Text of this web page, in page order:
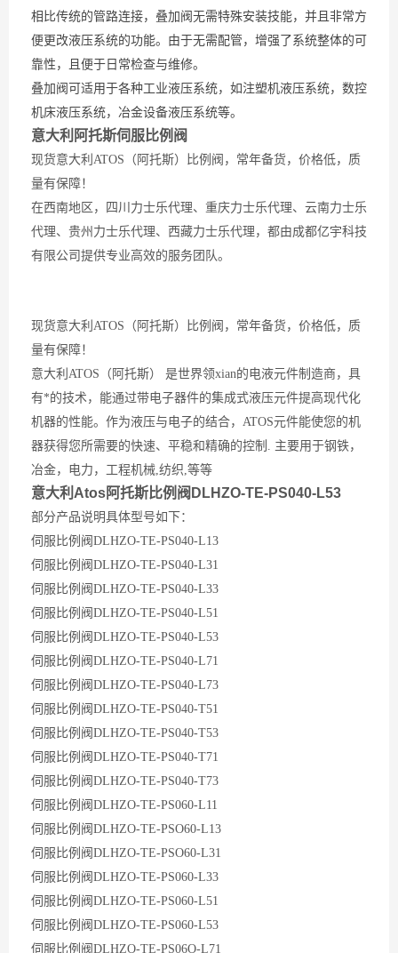
相比传统的管路连接，叠加阀无需特殊安装技能，并且非常方
便更改液压系统的功能。由于无需配管，增强了系统整体的可
靠性，且便于日常检查与维修。
叠加阀可适用于各种工业液压系统，如注塑机液压系统，数控
机床液压系统，冶金设备液压系统等。
意大利阿托斯伺服比例阀
现货意大利 ATOS （阿托斯）比例阀，常年备货，价格低，质
量有保障！
在西南地区，四川力士乐代理、重庆力士乐代理、云南力士乐
代理、贵州力士乐代理、西藏力士乐代理，都由成都亿宇科技
有限公司提供专业高效的服务团队。
现货意大利 ATOS （阿托斯）比例阀，常年备货，价格低，质
量有保障！
意大利 ATOS （阿托斯） 是世界领xian的电液元件制造商，具
有*的技术，能通过带电子器件的集成式液压元件提高现代化
机器的性能。作为液压与电子的结合， ATOS元件能使您的机
器获得您所需要的快速、平稳和精确的控制 . 主要用于钢铁，
冶金，电力，工程机械,纺织,等等
意大利Atos阿托斯比例阀DLHZO-TE-PS040-L53
部分产品说明具体型号如下：
伺服比例阀DLHZO-TE-PS040-L13
伺服比例阀DLHZO-TE-PS040-L31
伺服比例阀DLHZO-TE-PS040-L33
伺服比例阀DLHZO-TE-PS040-L51
伺服比例阀DLHZO-TE-PS040-L53
伺服比例阀DLHZO-TE-PS040-L71
伺服比例阀DLHZO-TE-PS040-L73
伺服比例阀DLHZO-TE-PS040-T51
伺服比例阀DLHZO-TE-PS040-T53
伺服比例阀DLHZO-TE-PS040-T71
伺服比例阀DLHZO-TE-PS040-T73
伺服比例阀DLHZO-TE-PS060-L11
伺服比例阀DLHZO-TE-PSO60-L13
伺服比例阀DLHZO-TE-PSO60-L31
伺服比例阀DLHZO-TE-PS060-L33
伺服比例阀DLHZO-TE-PS060-L51
伺服比例阀DLHZO-TE-PS060-L53
伺服比例阀DLHZO-TE-PS06O-L71